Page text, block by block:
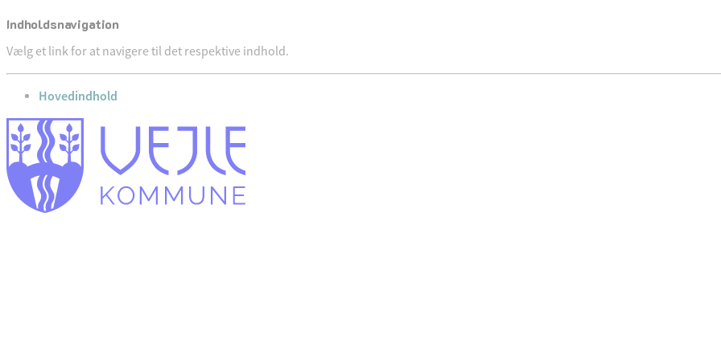
Indholdsnavigation
Vælg et link for at navigere til det respektive indhold.
gå til
Hovedindhold